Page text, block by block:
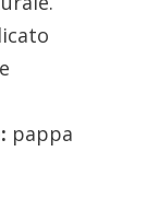
pappa